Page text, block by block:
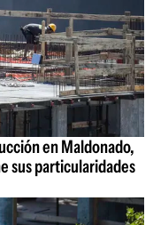
en Maldonado,
sus particularidades